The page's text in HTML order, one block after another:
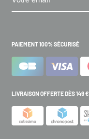
PAIEMENT 100% SÉCURISÉ
LIVRAISON OFFERTE DÈS 149 €